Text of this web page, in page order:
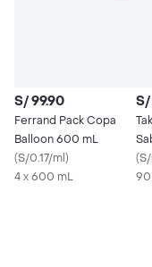
S/ 99.90
Ferrand Pack Copa
Balloon 600 mL
(S/0.17/ml)
4 x 600 mL
S/
(
90